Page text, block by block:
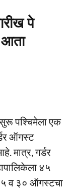
पे
पश्चिमेला एक
ऑगस्ट
मात्र, गर्डर
४५
व ३० ऑगस्टचा